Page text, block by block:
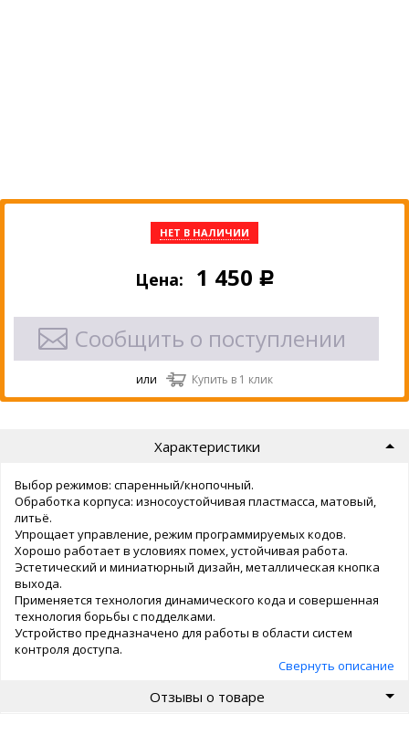
НЕТ В НАЛИЧИИ
Цена: 1 450 Р
Сообщить о поступлении
или Купить в 1 клик
Характеристики
Выбор режимов: спаренный/кнопочный.
Обработка корпуса: износоустойчивая пластмасса, матовый,
литьё.
Упрощает управление, режим программируемых кодов.
Хорошо работает в условиях помех, устойчивая работа.
Эстетический и миниатюрный дизайн, металлическая кнопка
выхода.
Применяется технология динамического кода и совершенная
технология борьбы с подделками.
Устройство предназначено для работы в области систем
контроля доступа.
Свернуть описание
Отзывы о товаре